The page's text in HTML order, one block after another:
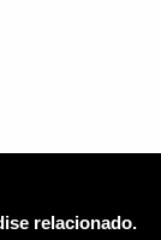
relacionado.